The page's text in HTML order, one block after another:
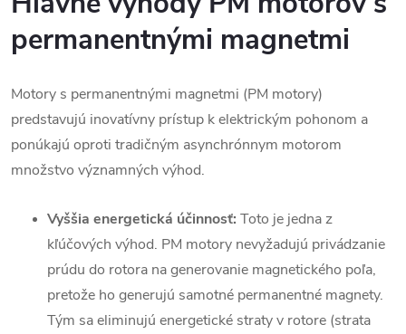
permanentnými magnetmi
Motory s permanentnými magnetmi (PM motory)
predstavujú inovatívny prístup k elektrickým pohonom a
ponúkajú oproti tradičným asynchrónnym motorom
množstvo významných výhod.
Vyššia energetická účinnosť: Toto je jedna z
kľúčových výhod. PM motory nevyžadujú privádzanie
prúdu do rotora na generovanie magnetického poľa,
pretože ho generujú samotné permanentné magnety.
Tým sa eliminujú energetické straty v rotore (strata